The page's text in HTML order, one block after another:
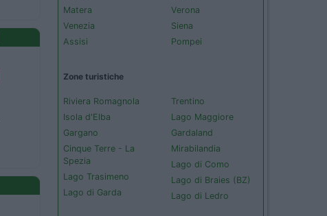
Matera
Venezia
Assisi
Verona
Siena
Pompei
Zone turistiche
Riviera Romagnola
Isola d'Elba
Gargano
Cinque Terre - La
Spezia
Lago Trasimeno
Lago di Garda
Trentino
Lago Maggiore
Gardaland
Mirabilandia
Lago di Como
Lago di Braies (BZ)
Lago di Ledro